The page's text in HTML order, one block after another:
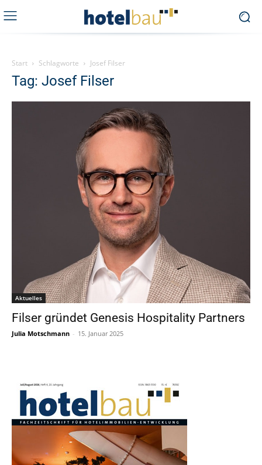
Start Schlagworte Josef Filser
Tag: Josef Filser
Aktuelles
Filser gründet Genesis Hospitality Partners
Julia Motschmann - 15. Januar 2025